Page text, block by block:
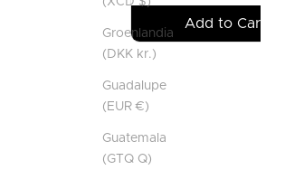
Groenlandia
(DKK kr.)
Guadalupe
(EUR €)
Guatemala
(GTQ Q)
Add to Cart